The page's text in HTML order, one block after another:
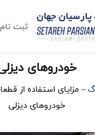
ثبت
از قطعات
خودروهای
– مزایای استفاده از
خودروهای دیزلی